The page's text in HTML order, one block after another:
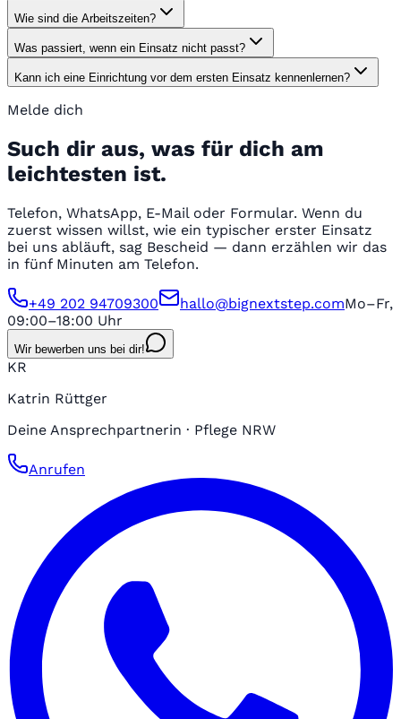
Wie sind die Arbeitszeiten?
Was passiert, wenn ein Einsatz nicht passt?
Kann ich eine Einrichtung vor dem ersten Einsatz kennenlernen?
Melde dich
Such dir aus, was für dich am
leichtesten ist.
Telefon, WhatsApp, E-Mail oder Formular. Wenn du
zuerst wissen willst, wie ein typischer erster Einsatz
bei uns abläuft, sag Bescheid — dann erzählen wir das
in fünf Minuten am Telefon.
+49 202 94709300 hallo@bignextstep.comMo–Fr,
09:00–18:00 Uhr
Wir bewerben uns bei dir!
KR
Katrin Rüttger
Deine Ansprechpartnerin · Pflege NRW
Anrufen